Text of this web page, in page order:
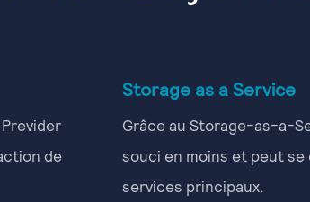
de
Storage as a Service
Grâce au Storage-as-a-
souci en moins et peut
services principaux.